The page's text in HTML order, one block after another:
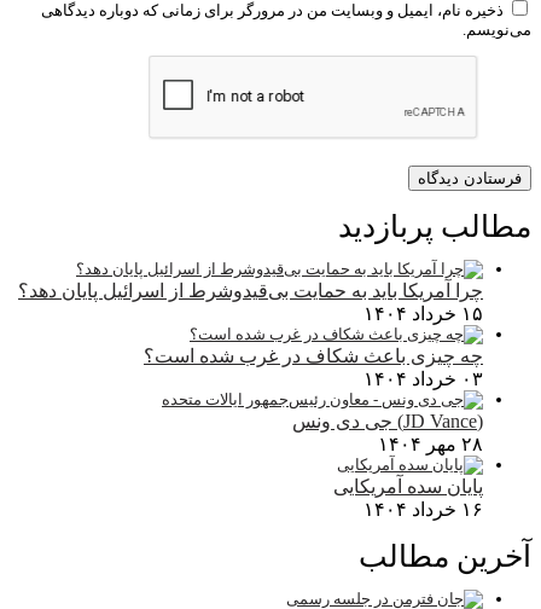
ذخیره نام، ایمیل و وبسایت من در مرورگر برای زمانی که دوباره دیدگاهی
می‌نویسم.
مطالب پربازدید
چرا آمریکا باید به حمایت بی‌قیدوشرط از اسرائیل پایان دهد؟
۱۵ خرداد ۱۴۰۴
چه چیزی باعث شکاف در غرب شده است؟
۰۳ خرداد ۱۴۰۴
(JD Vance) جی دی ونس
۲۸ مهر ۱۴۰۴
پایان سده آمریکایی
۱۶ خرداد ۱۴۰۴
آخرین مطالب